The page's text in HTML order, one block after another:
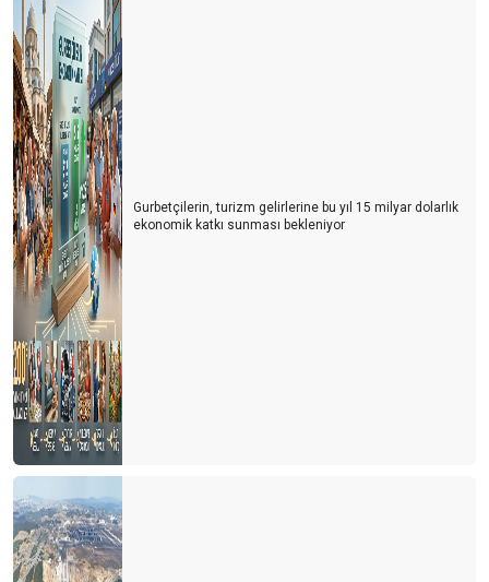
GURBETÇİ DEĞİL, ARTIK DÖRDÜNCÜ KUŞAK
Ben bu 2024'e pek ısınamadım
REHBERLER VAR OLMA MÜCAEDELESİ VERİYOR
ANTALYA TURİZMİNİN 10 YILI
BALON TURLARININ YENİ ROTASI PAMUKKALE
UNESCO BU YIL TÜRKİYE’Yİ PAS GEÇTİ
ÇOCUKLU AİLELERDE HER ÜÇ KİŞİDEN BİRİ ‘TÜRKİYE’ DEDİ
ÖRENYERİ ÜCRETLERİNDE EVDEKİ HESAP ÇARŞIYA UYMADI
2025 YILINDA ZAM YAPILMAYACAK
TURİST FABRİKASI: ÇİN
FRANSA 100 MİLYON TURİSTLE REKOR KIRDI
ALMANYA BOŞ YATAKLARI FUTBOLLA DOLDURACAK
İSPANYA BU SEZONU ZOR BİTİRİR
SEÇİMLERİN TURİZME YANSIMASI
Gurbetçilerin, turizm gelirlerine bu yıl 15 milyar dolarlık
ekonomik katkı sunması bekleniyor